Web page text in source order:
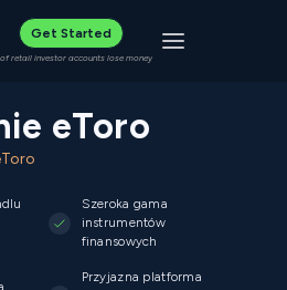
Get Started
of retail investor accounts lose money Toggle
eToro
Szeroka gama
instrumentów
finansowych
Przyjazna platforma